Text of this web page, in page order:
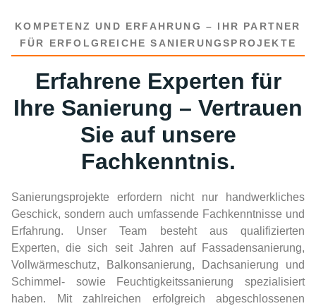
KOMPETENZ UND ERFAHRUNG – IHR PARTNER
FÜR ERFOLGREICHE SANIERUNGSPROJEKTE
Erfahrene Experten für
Ihre Sanierung – Vertrauen
Sie auf unsere
Fachkenntnis.
Sanierungsprojekte erfordern nicht nur handwerkliches
Geschick, sondern auch umfassende Fachkenntnisse und
Erfahrung. Unser Team besteht aus qualifizierten
Experten, die sich seit Jahren auf Fassadensanierung,
Vollwärmeschutz, Balkonsanierung, Dachsanierung und
Schimmel- sowie Feuchtigkeitssanierung spezialisiert
haben. Mit zahlreichen erfolgreich abgeschlossenen